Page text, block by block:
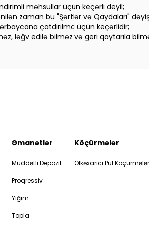
məhsullar üçün keçərli deyil;
zaman bu "Şərtlər və Qaydaları"
çatdırılma üçün keçərlidir;
ləğv edilə bilməz və geri qaytarıla
Əmanətlər
Müddətli Depozit
Proqressiv
Yığım
Topla
Köçürmələr
Ölkəxarici Pul